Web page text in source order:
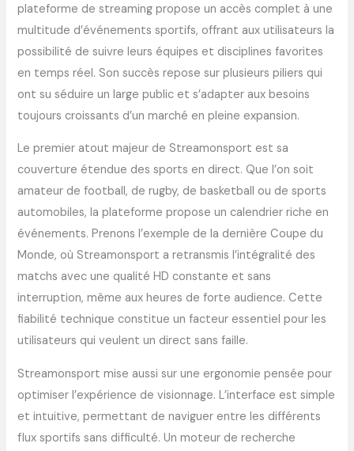
plateforme de streaming propose un accès complet à une
multitude d’événements sportifs, offrant aux utilisateurs la
possibilité de suivre leurs équipes et disciplines favorites
en temps réel. Son succès repose sur plusieurs piliers qui
ont su séduire un large public et s’adapter aux besoins
toujours croissants d’un marché en pleine expansion.
Le premier atout majeur de Streamonsport est sa
couverture étendue des sports en direct. Que l’on soit
amateur de football, de rugby, de basketball ou de sports
automobiles, la plateforme propose un calendrier riche en
événements. Prenons l’exemple de la dernière Coupe du
Monde, où Streamonsport a retransmis l’intégralité des
matchs avec une qualité HD constante et sans
interruption, même aux heures de forte audience. Cette
fiabilité technique constitue un facteur essentiel pour les
utilisateurs qui veulent un direct sans faille.
Streamonsport mise aussi sur une ergonomie pensée pour
optimiser l’expérience de visionnage. L’interface est simple
et intuitive, permettant de naviguer entre les différents
flux sportifs sans difficulté. Un moteur de recherche